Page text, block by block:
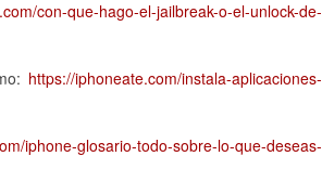
con-que-hago-el-jailbreak-o-el-unlock-de-
https://iphoneate.com/instala-aplicaciones-
iphone-glosario-todo-sobre-lo-que-deseas-